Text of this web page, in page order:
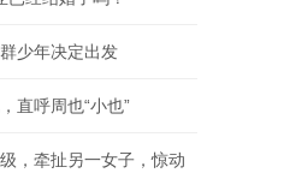
少年决定出发
直呼周也“小也”
，牵扯另一女子，惊动